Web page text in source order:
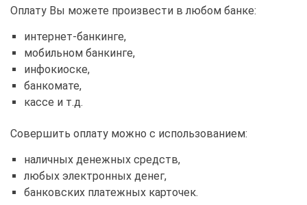
Оплату Вы можете произвести в любом банке:
интернет-банкинге,
мобильном банкинге,
инфокиоске,
банкомате,
кассе и т.д.
Совершить оплату можно с использованием:
наличных денежных средств,
любых электронных денег,
банковских платежных карточек.